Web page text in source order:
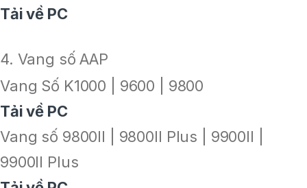
Tải về PC
4. Vang số AAP
Vang Số K1000 | 9600 | 9800
Tải về PC
Vang số 9800II | 9800II Plus | 9900II |
9900II Plus